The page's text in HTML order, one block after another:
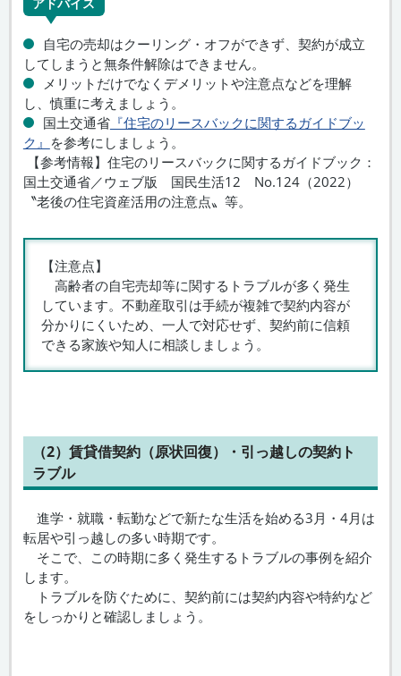
自宅の売却はクーリング・オフができず、契約が成立
してしまうと無条件解除はできません。
メリットだけでなくデメリットや注意点などを理解
し、慎重に考えましょう。
国土交通省『住宅のリースバックに関するガイドブッ
ク』 を参考にしましょう。
【参考情報】住宅のリースバックに関するガイドブック：
国土交通省／ウェブ版 国民生活12 No.124（2022）
〝老後の住宅資産活用の注意点〟等。
【注意点】
高齢者の自宅売却等に関するトラブルが多く発生
しています。不動産取引は手続が複雑で契約内容が
分かりにくいため、一人で対応せず、契約前に信頼
できる家族や知人に相談しましょう。
（2）賃貸借契約（原状回復）・引っ越しの契約ト
ラブル
進学・就職・転勤などで新たな生活を始める3月・4月は
転居や引っ越しの多い時期です。
そこで、この時期に多く発生するトラブルの事例を紹介
します。
トラブルを防ぐために、契約前には契約内容や特約など
をしっかりと確認しましょう。